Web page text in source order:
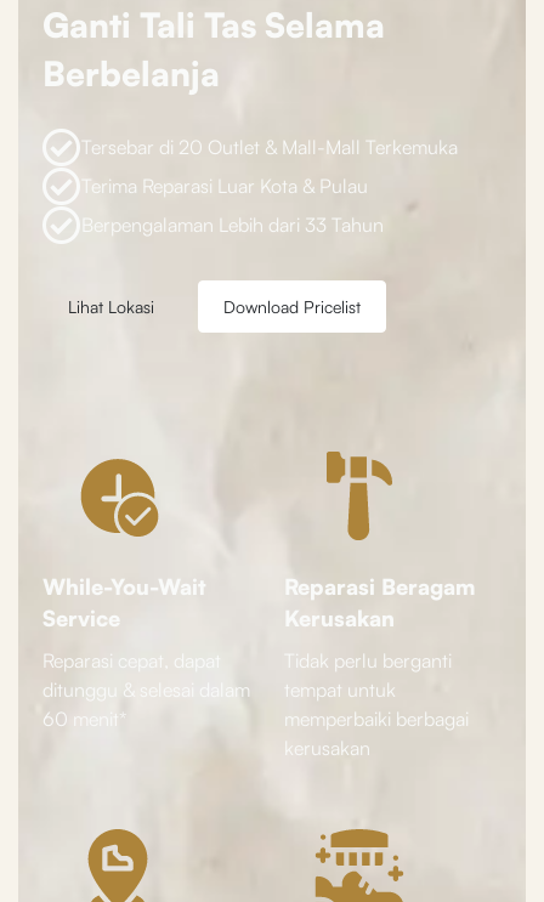
Ganti Tali Tas Selama
Berbelanja
Tersebar di 20 Outlet & Mall-Mall Terkemuka
Terima Reparasi Luar Kota & Pulau
Berpengalaman Lebih dari 33 Tahun
Lihat Lokasi Download Pricelist
While-You-Wait
Service
Reparasi cepat, dapat
ditunggu & selesai dalam
60 menit*
Reparasi Beragam
Kerusakan
Tidak perlu berganti
tempat untuk
memperbaiki berbagai
kerusakan